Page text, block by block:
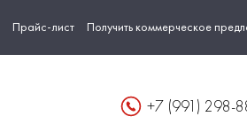
Прайс-лист Получить коммерческое
+7 (991) 298-